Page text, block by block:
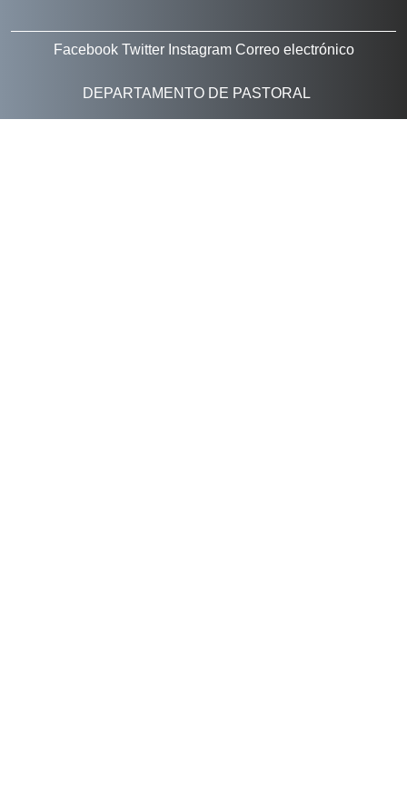
Facebook Twitter Instagram Correo electrónico
DEPARTAMENTO DE PASTORAL